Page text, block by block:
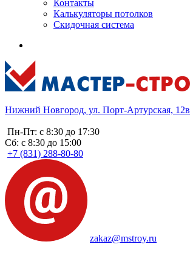
Контакты
Калькуляторы потолков
Скидочная система
Нижний Новгород, ул. Порт-Артурская, 12в
Пн-Пт: с 8:30 до 17:30
Сб: с 8:30 до 15:00
+7 (831) 288-80-80
zakaz@mstroy.ru